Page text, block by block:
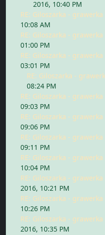
2016, 10:40 PM
RE: Giloszarka - grawerka
10:08 AM
RE: Giloszarka - grawerka
01:00 PM
RE: Giloszarka - grawerka
03:01 PM
RE: Giloszarka -
08:24 PM
RE: Giloszarka - grawerka
09:03 PM
RE: Giloszarka - grawerka
09:06 PM
RE: Giloszarka - grawerka
09:11 PM
RE: Giloszarka - grawerka
10:04 PM
RE: Giloszarka - grawerka
2016, 10:21 PM
RE: Giloszarka - grawerka
10:26 PM
RE: Giloszarka - grawerka
2016, 10:35 PM